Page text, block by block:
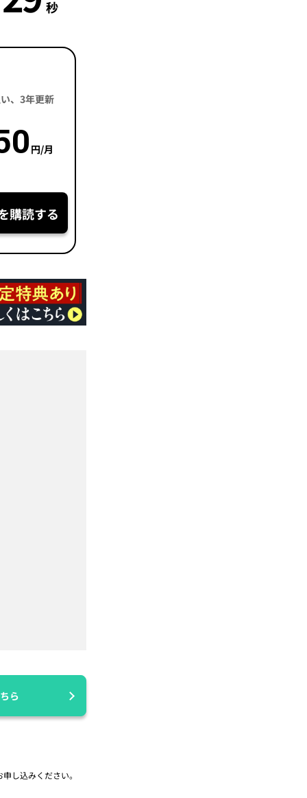
秒
、3年更新
円/月
購読する
ら
申し込みください。